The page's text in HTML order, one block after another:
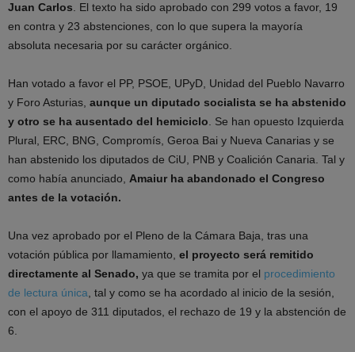
Juan Carlos . El texto ha sido aprobado con 299 votos a favor, 19
en contra y 23 abstenciones, con lo que supera la mayoría
absoluta necesaria por su carácter orgánico.
Han votado a favor el PP, PSOE, UPyD, Unidad del Pueblo Navarro
y Foro Asturias, aunque un diputado socialista se ha abstenido
y otro se ha ausentado del hemiciclo . Se han opuesto Izquierda
Plural, ERC, BNG, Compromís, Geroa Bai y Nueva Canarias y se
han abstenido los diputados de CiU, PNB y Coalición Canaria. Tal y
como había anunciado, Amaiur ha abandonado el Congreso
antes de la votación.
Una vez aprobado por el Pleno de la Cámara Baja, tras una
votación pública por llamamiento, el proyecto será remitido
directamente al Senado, ya que se tramita por el procedimiento
de lectura única , tal y como se ha acordado al inicio de la sesión,
con el apoyo de 311 diputados, el rechazo de 19 y la abstención de
6.